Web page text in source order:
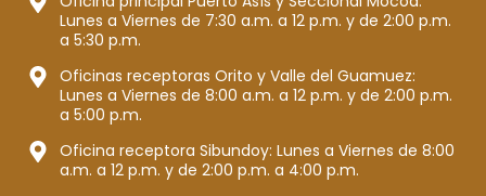
Lunes a Viernes de 7:30 a.m. a 12 p.m. y de 2:00 p.m.
a 5:30 p.m.
Oficinas receptoras Orito y Valle del Guamuez:
Lunes a Viernes de 8:00 a.m. a 12 p.m. y de 2:00 p.m.
a 5:00 p.m.
Oficina receptora Sibundoy: Lunes a Viernes de 8:00
a.m. a 12 p.m. y de 2:00 p.m. a 4:00 p.m.